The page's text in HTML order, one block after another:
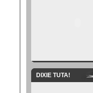
DIXIE TUTA!